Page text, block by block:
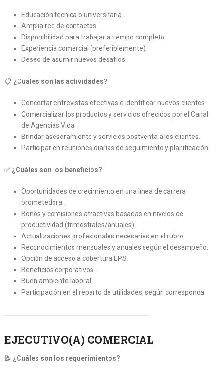
Educación técnica o universitaria.
Amplia red de contactos.
Disponibilidad para trabajar a tiempo completo.
Experiencia comercial (preferiblemente).
Deseo de asumir nuevos desafíos.
📋 ¿Cuáles son las actividades?
Concertar entrevistas efectivas e identificar nuevos clientes.
Comercializar los productos y servicios ofrecidos por el Canal
de Agencias Vida.
Brindar asesoramiento y servicios postventa a los clientes.
Participar en reuniones diarias de seguimiento y planificación.
✅ ¿Cuáles son los beneficios?
Oportunidades de crecimiento en una línea de carrera
prometedora.
Bonos y comisiones atractivas basadas en niveles de
productividad (trimestrales/anuales).
Actualizaciones profesionales necesarias en el rubro.
Reconocimientos mensuales y anuales según el desempeño.
Opción de acceso a cobertura EPS.
Beneficios corporativos.
Buen ambiente laboral.
Participación en el reparto de utilidades, según corresponda.
EJECUTIVO(A) COMERCIAL
📝 ¿Cuáles son los requerimientos?